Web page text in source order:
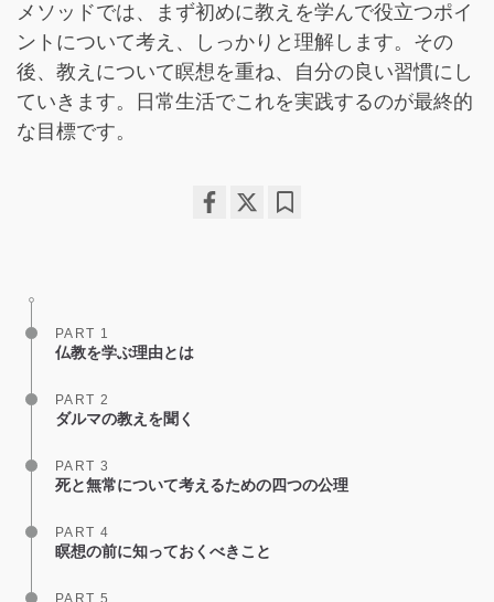
メソッドでは、まず初めに教えを学んで役立つポイ
ントについて考え、しっかりと理解します。その
後、教えについて瞑想を重ね、自分の良い習慣にし
ていきます。日常生活でこれを実践するのが最終的
な目標です。
PART 1
仏教を学ぶ理由とは
PART 2
ダルマの教えを聞く
PART 3
死と無常について考えるための四つの公理
PART 4
瞑想の前に知っておくべきこと
PART 5